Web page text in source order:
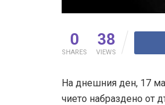
0
SHARES
38
VIEWS
На днешния ден, 17
чието набраздено от